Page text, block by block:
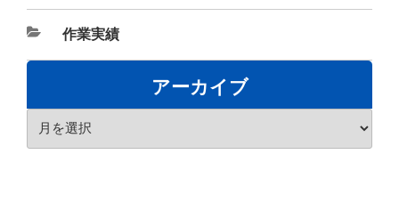
カ
テ
ー
作業実績
アーカイブ